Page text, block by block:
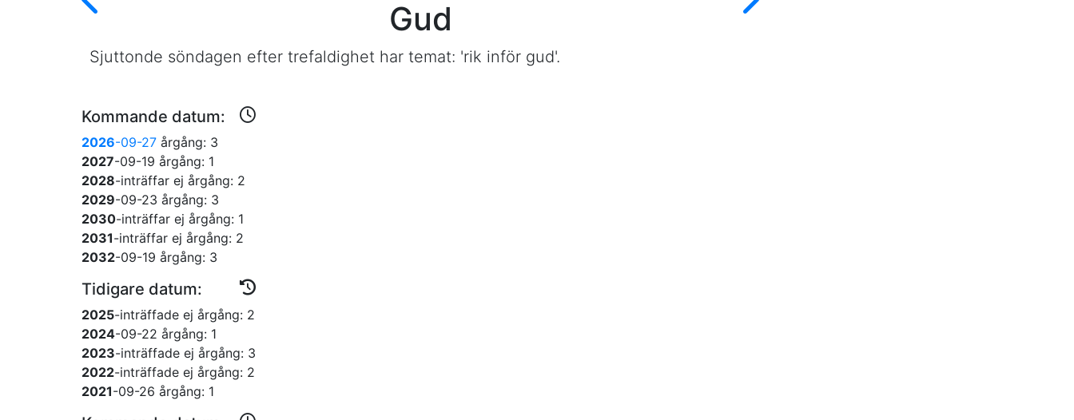
Gud
Sjuttonde söndagen efter trefaldighet har temat: 'rik inför gud'.
Kommande datum:
2026-09-27 årgång: 3
2027-09-19 årgång: 1
2028-inträffar ej årgång: 2
2029-09-23 årgång: 3
2030-inträffar ej årgång: 1
2031-inträffar ej årgång: 2
2032-09-19 årgång: 3
Tidigare datum:
2025-inträffade ej årgång: 2
2024-09-22 årgång: 1
2023-inträffade ej årgång: 3
2022-inträffade ej årgång: 2
2021-09-26 årgång: 1